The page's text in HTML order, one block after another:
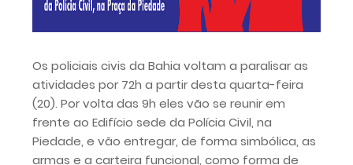
Os policiais civis da Bahia voltam a paralisar as
atividades por 72h a partir desta quarta-feira
(20). Por volta das 9h eles vão se reunir em
frente ao Edifício sede da Polícia Civil, na
Piedade, e vão entregar, de forma simbólica, as
armas e a carteira funcional, como forma de